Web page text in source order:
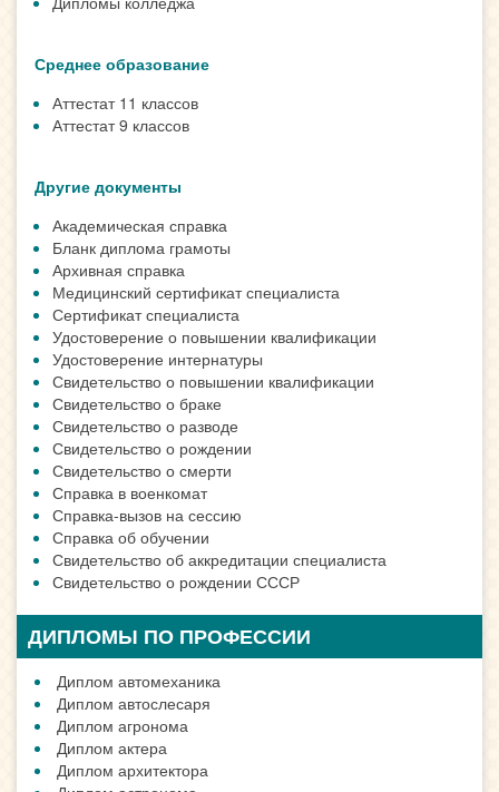
Среднее образование
Аттестат 11 классов
Аттестат 9 классов
Другие документы
Академическая справка
Бланк диплома грамоты
Архивная справка
Медицинский сертификат специалиста
Сертификат специалиста
Удостоверение о повышении квалификации
Удостоверение интернатуры
Свидетельство о повышении квалификации
Свидетельство о браке
Свидетельство о разводе
Свидетельство о рождении
Свидетельство о смерти
Справка в военкомат
Справка-вызов на сессию
Справка об обучении
Свидетельство об аккредитации специалиста
Свидетельство о рождении СССР
ДИПЛОМЫ ПО ПРОФЕССИИ
Диплом автомеханика
Диплом автослесаря
Диплом агронома
Диплом актера
Диплом архитектора